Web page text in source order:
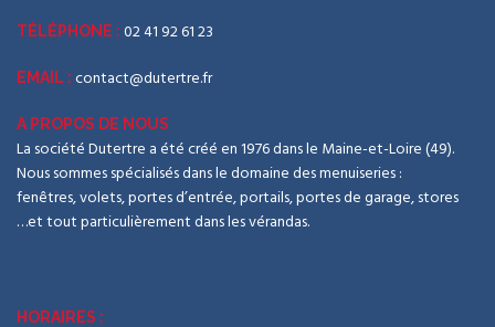
TÉLÉPHONE : 02 41 92 61 23
EMAIL : contact@dutertre.fr
A PROPOS DE NOUS
La société Dutertre a été créé en 1976 dans le Maine-et-Loire (49).
Nous sommes spécialisés dans le domaine des menuiseries :
fenêtres, volets, portes d’entrée, portails, portes de garage, stores
…et tout particulièrement dans les vérandas.
HORAIRES :